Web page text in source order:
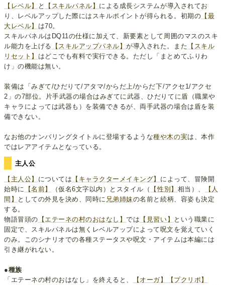
【レベル】
と 【スキルパネル】 による成長システムが導入されてお
り、レベルアップした際にはスキルポイントが得られる。初期の 【最
大レベル】 は70。
スキルパネルはDQ11の仕様に加えて、新要素として周囲のマスのスキ
ル能力を上げる
【スキルアップパネル】が導入された。また 【スキル
リセット】 はどこでも有料で実行できる。ただし「まとめてふりわ
け」の機能は無い。
装備は「みぎて/ひだりて/アタマ/からだ上/からだ下/アクセ1/アクセ
2」の7部位。片手武器の場合はみぎてに武器、ひだりてに盾（職業や
キャラによっては武器も）を装備できるが、両手武器の場合は盾を装
備できない。
なお他のナンバリングタイトルに登場するような種や木の実は、本作
ではレアアイテムとなっている。
主人公
【主人公】 については 【キャラクターメイキング】 によって、冒険開
始時に
【名前】 （仮名6文字以内）とスタイル（ 【性別】 相当）、
【人
間】
としての外見を決め、同時に 兄弟姉妹の名前と続柄、容姿も決定
する。
物語冒頭の 【エテーネの村のおはなし】では 【見習い】
という職業に
固定で、スキルパネルは無くレベルアップによって呪文を覚えていく
のみ。このシナリオでの各種ステータスや呪文・アイテムは本編には
引き継がれない。
●種族
「エテーネの村のおはなし」を終えると、
【オーガ】
【プクリポ】